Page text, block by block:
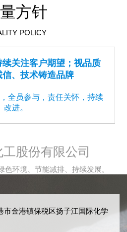
方针
POLICY
关注客户期望；视品质
、技术铸造品牌
全员参与，责任关怀，持续
改进。
股份有限公司
环境、节能减排、持续发展。
市金港镇保税区扬子江国际化学